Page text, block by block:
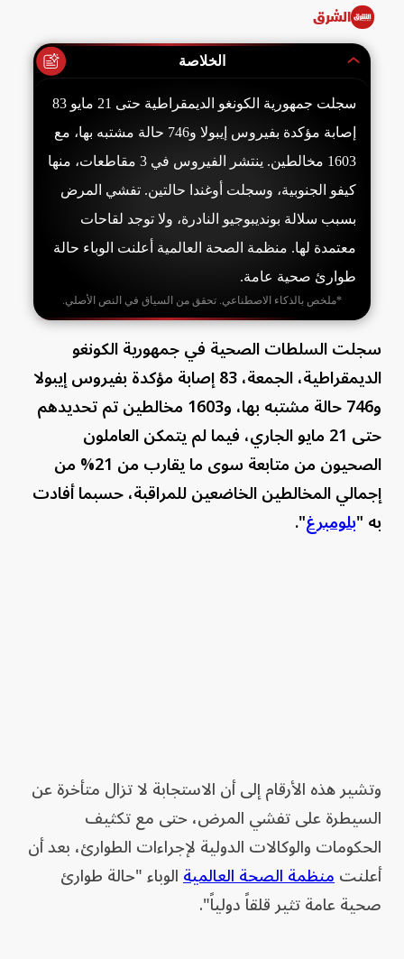
الشرق
الخلاصة
سجلت جمهورية الكونغو الديمقراطية حتى 21 مايو 83
إصابة مؤكدة بفيروس إيبولا و746 حالة مشتبه بها، مع
1603 مخالطين. ينتشر الفيروس في 3 مقاطعات، منها
كيفو الجنوبية، وسجلت أوغندا حالتين. تفشي المرض
بسبب سلالة بونديبوجيو النادرة، ولا توجد لقاحات
معتمدة لها. منظمة الصحة العالمية أعلنت الوباء حالة
طوارئ صحية عامة.
*ملخص بالذكاء الاصطناعي. تحقق من السياق في النص الأصلي.
سجلت السلطات الصحية في جمهورية الكونغو
الديمقراطية، الجمعة، 83 إصابة مؤكدة بفيروس إيبولا
و746 حالة مشتبه بها، و1603 مخالطين تم تحديدهم
حتى 21 مايو الجاري، فيما لم يتمكن العاملون
الصحيون من متابعة سوى ما يقارب من 21% من
إجمالي المخالطين الخاضعين للمراقبة، حسبما أفادت
به "بلومبرغ".
وتشير هذه الأرقام إلى أن الاستجابة لا تزال متأخرة عن
السيطرة على تفشي المرض، حتى مع تكثيف
الحكومات والوكالات الدولية لإجراءات الطوارئ، بعد أن
أعلنتمنظمة الصحة العالميةالوباء "حالة طوارئ
صحية عامة تثير قلقاً دولياً".